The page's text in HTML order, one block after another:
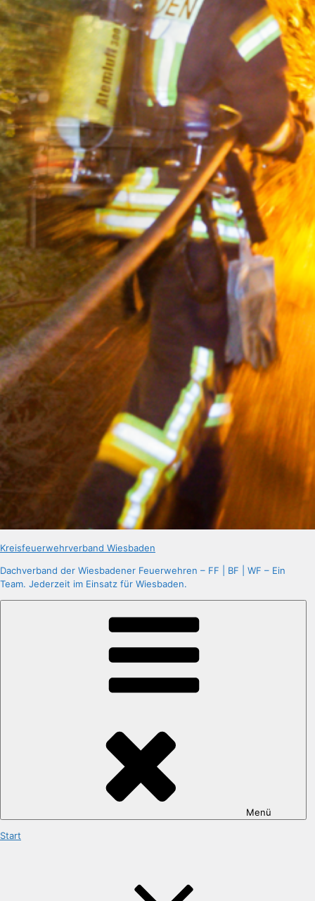
Kreisfeuerwehrverband Wiesbaden
Dachverband der Wiesbadener Feuerwehren – FF | BF | WF – Ein
Team. Jederzeit im Einsatz für Wiesbaden.
Menü
Start